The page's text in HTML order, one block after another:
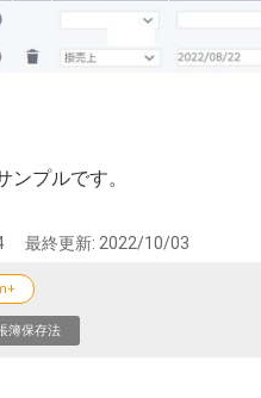
ンプルです。
最終更新: 2022/10/03
簿保存法